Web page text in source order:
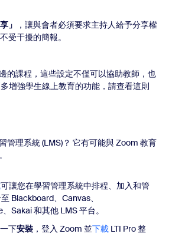
」
，讓與會者必須要求主持人給予分享權
受干擾的簡報。
的課程，這些設定不僅可以協助教師，也
增強學生線上教育的功能，請查看這則
管理系統 (LMS)？ 它有可能與 Zoom 教育
可讓您在學習管理系統中排程、加入和管
Blackboard、Canvas、
Sakai 和其他 LMS 平台。
下安裝 ，登入 Zoom 並下載 LTI Pro 整